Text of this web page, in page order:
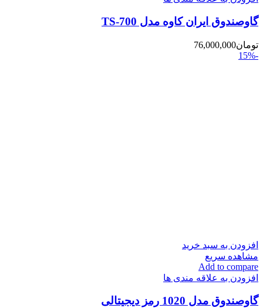
گاوصندوق ایران کاوه مدل TS-700
تومان76,000,000
-15%
افزودن به سبد خرید
مشاهده سریع
Add to compare
افزودن به علاقه مندی ها
گاوصندوق مدل 1020 رمز دیجیتالی